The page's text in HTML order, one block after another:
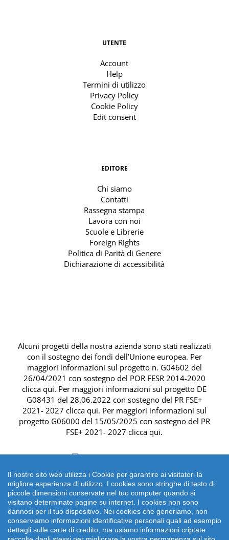
Il nostro sito web utilizza i Cookie per garantire ai visitatori la
migliore esperienza di utilizzo. I cookies sono stringhe di testo di
piccole dimensioni conservate nel tuo computer quando si
visitano determinate pagine su internet. I cookies non sono
dannosi per il tuo dispositivo. Nei cookies che generiamo, non
conserviamo informazioni identificative personali quali ad esempio
dettagli sulle carte di credito, ma usiamo informazioni criptate
UTENTE
Account
Help
Termini di utilizzo
Privacy Policy
Cookie Policy
Edit consent
EDITORE
Chi siamo
Contatti
Rassegna stampa
Lavora con noi
Scuole e Librerie
Foreign Rights
Politica di Parità di Genere
Dichiarazione di accessibilità
Alcuni progetti della nostra azienda sono stati realizzati
con il sostegno dei fondi dell’Unione europea. Per
maggiori informazioni sul progetto n. G04602 del
26/04/2021 con sostegno del POR FESR 2014-2020
clicca qui. Per maggiori informazioni sul progetto DE
G08431 del 28.06.2022 con sostegno del PR FSE+
2021- 2027 clicca qui. Per maggiori informazioni sul
progetto G06000 del 15/05/2025 con sostegno del PR
FSE+ 2021- 2027 clicca qui.